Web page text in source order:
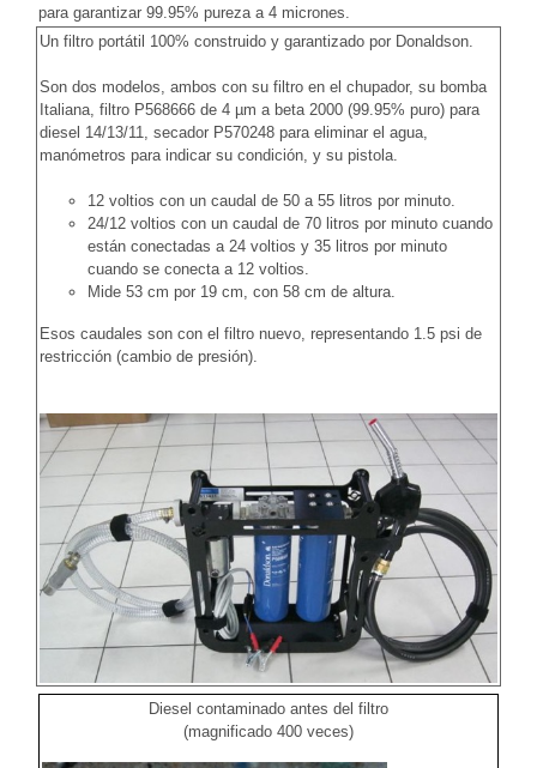
para garantizar 99.95% pureza a 4 micrones.
Un filtro portátil 100% construido y garantizado por Donaldson.
Son dos modelos, ambos con su filtro en el chupador, su bomba
Italiana, filtro P568666 de 4 µm a beta 2000 (99.95% puro) para
diesel 14/13/11, secador P570248 para eliminar el agua,
manómetros para indicar su condición, y su pistola.
12 voltios con un caudal de 50 a 55 litros por minuto.
24/12 voltios con un caudal de 70 litros por minuto cuando
están conectadas a 24 voltios y 35 litros por minuto
cuando se conecta a 12 voltios.
Mide 53 cm por 19 cm, con 58 cm de altura.
Esos caudales son con el filtro nuevo, representando 1.5 psi de
restricción (cambio de presión).
Diesel contaminado antes del filtro
(magnificado 400 veces)